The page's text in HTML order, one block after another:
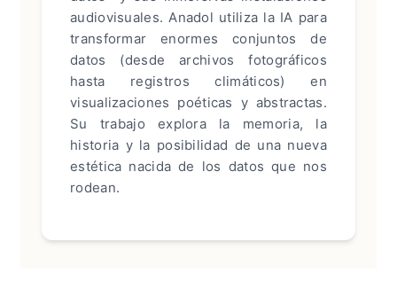
audiovisuales. Anadol utiliza la IA para
transformar enormes conjuntos de
datos (desde archivos fotográficos
hasta registros climáticos) en
visualizaciones poéticas y abstractas.
Su trabajo explora la memoria, la
historia y la posibilidad de una nueva
estética nacida de los datos que nos
rodean.